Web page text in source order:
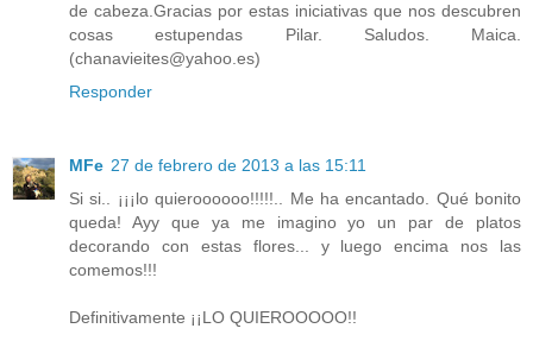
de cabeza.Gracias por estas iniciativas que nos descubren
cosas estupendas Pilar. Saludos. Maica.
(chanavieites@yahoo.es)
Responder
MFe 27 de febrero de 2013 a las 15:11
Si si.. ¡¡¡lo quieroooooo!!!!!.. Me ha encantado. Qué bonito
queda! Ayy que ya me imagino yo un par de platos
decorando con estas flores... y luego encima nos las
comemos!!!
Definitivamente ¡¡LO QUIEROOOOO!!